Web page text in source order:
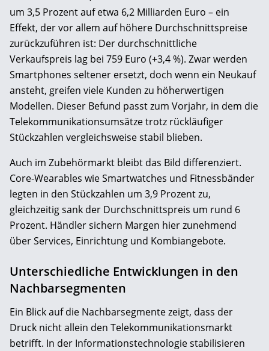
um 3,5 Prozent auf etwa 6,2 Milliarden Euro – ein
Effekt, der vor allem auf höhere Durchschnittspreise
zurückzuführen ist: Der durchschnittliche
Verkaufspreis lag bei 759 Euro (+3,4 %). Zwar werden
Smartphones seltener ersetzt, doch wenn ein Neukauf
ansteht, greifen viele Kunden zu höherwertigen
Modellen. Dieser Befund passt zum Vorjahr, in dem die
Telekommunikationsumsätze trotz rückläufiger
Stückzahlen vergleichsweise stabil blieben.
Auch im Zubehörmarkt bleibt das Bild differenziert.
Core-Wearables wie Smartwatches und Fitnessbänder
legten in den Stückzahlen um 3,9 Prozent zu,
gleichzeitig sank der Durchschnittspreis um rund 6
Prozent. Händler sichern Margen hier zunehmend
über Services, Einrichtung und Kombiangebote.
Unterschiedliche Entwicklungen in den
Nachbarsegmenten
Ein Blick auf die Nachbarsegmente zeigt, dass der
Druck nicht allein den Telekommunikationsmarkt
betrifft. In der Informationstechnologie stabilisieren